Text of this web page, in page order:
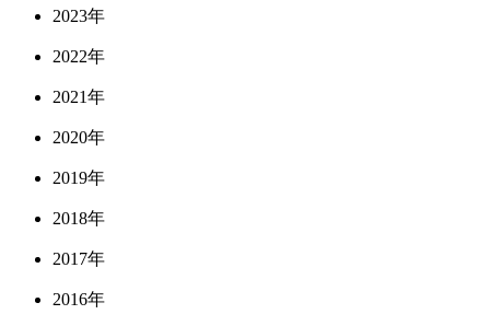
2023年
2022年
2021年
2020年
2019年
2018年
2017年
2016年